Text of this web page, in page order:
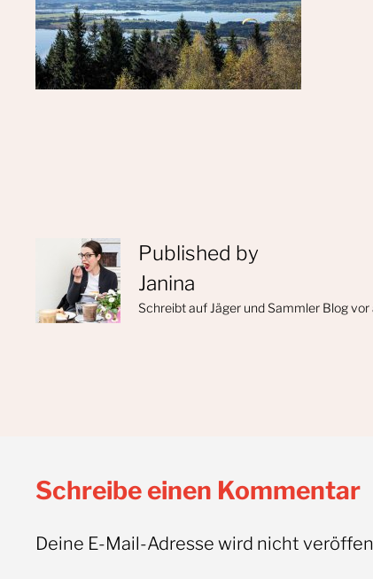
Published by
Janina
Schreibt auf Jäger und Sammler Blog
Schreibe einen Kommentar
Deine E-Mail-Adresse wird nicht